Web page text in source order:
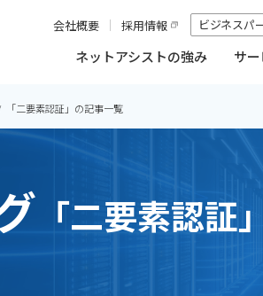
ネットアシストの強み サ
会社概要 採用情報 ビジネスパ
「二要素認証」の記事一覧
「二要素認証